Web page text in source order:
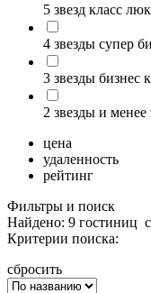
5 звезд класс
4 звезды супер
3 звезды бизнес
2 звезды и
цена
удаленность
рейтинг
Фильтры и поиск
Найдено: 9 гостиниц c
Критерии поиска:
сбросить